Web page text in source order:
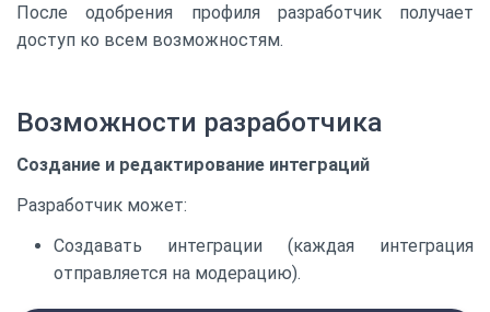
После одобрения профиля разработчик получает
доступ ко всем возможностям.
Возможности разработчика
Создание и редактирование интеграций
Разработчик может:
Создавать интеграции (каждая интеграция
отправляется на модерацию).